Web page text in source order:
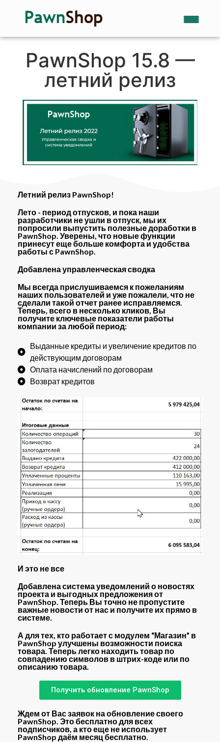
PawnShop 15.8 —
летний релиз
Летний релиз PawnShop!
Лето - период отпусков, и пока наши
разработчики не ушли в отпуск, мы их
попросили выпустить полезные доработки в
PawnShop. Уверены, что новые функции
принесут еще больше комфорта и удобства
работы с PawnShop.
Добавлена управленческая сводка
Мы всегда прислушиваемся к пожеланиям
наших пользователей и уже пожалели, что не
сделали такой отчет ранее исправляемся.
Теперь, всего в несколько кликов, Вы
получите ключевые показатели работы
компании за любой период:
Выданные кредиты и увеличение кредитов по
действующим договорам
Оплата начислений по договорам
Возврат кредитов
И это не все
Добавленасистема уведомлений о новостях
проекта и выгодных предложения от
PawnShop. Теперь Вы точно не пропустите
важные новости от нас и получите их прямо в
системе.
А для тех, кто работает с модулем “Магазин” в
PawnShop улучшены возможности поиска
товара. Теперь легко находить товар по
совпадению символов в штрих-коде или по
описанию товара.
Получить обновление PawnShop
Ждем от Вас заявок на обновление своего
PawnShop. Этобесплатнодля всех
подписчиков, а кто еще не использует
PawnShop даём месяцбесплатно.